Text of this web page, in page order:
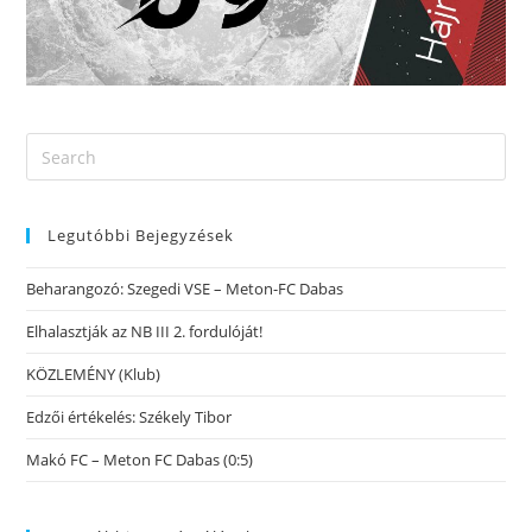
Legutóbbi Bejegyzések
Beharangozó: Szegedi VSE – Meton-FC Dabas
Elhalasztják az NB III 2. fordulóját!
KÖZLEMÉNY (Klub)
Edzői értékelés: Székely Tibor
Makó FC – Meton FC Dabas (0:5)